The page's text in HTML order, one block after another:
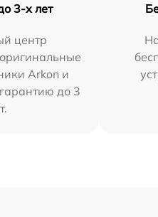
3-х лет
центр
Arkon и
до 3